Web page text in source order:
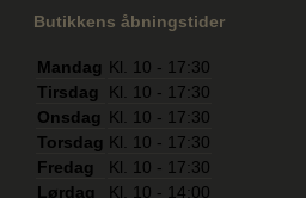
Butikkens åbningstider
Mandag Kl. 10 - 17:30
Tirsdag
Kl. 10 - 17:30
Onsdag Kl. 10 - 17:30
Torsdag Kl. 10 - 17:30
Fredag
Kl. 10 - 17:30
Lørdag
Kl. 10 - 14:00